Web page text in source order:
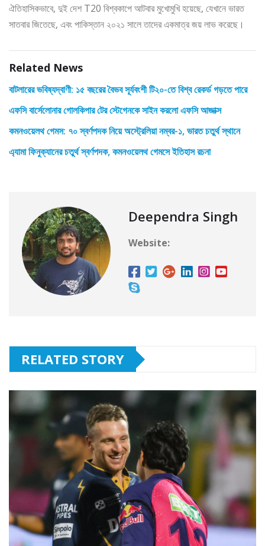
ঐতিহাসিকভাবে, দুই দেশ T20 বিশ্বকাপে আটবার মুখোমুখি হয়েছে, যেখানে ভারত
সাতবার জিতেছে, এবং পাকিস্তান ২০২১ সালে তাদের একমাত্র জয় লাভ করেছে।
Related News
বাটলারের ভবিষ্যদ্বাণী: ১৫ বছরের বৈভব সূর্যবংশী টি২০-তে বিশ্ব রেকর্ড গড়তে পারে
এফসি বার্সেলোনার গোলকিপার টের স্টেগেনকে সাইন করলো এফসি আজাক্স
কমনওয়েলথ গেমস: ৭০ স্বর্ণপদক নিয়ে অস্ট্রেলিয়া নম্বর-১, ভারত চতুর্থ স্থানে
এ্যামা ফিনুক্যানের চতুর্থ স্বর্ণপদক, কমনওয়েলথ গেমসে ইতিহাস রচনা
Deependra Singh
Website:
RELATED STORY